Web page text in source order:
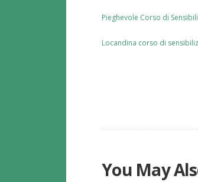
Pieghevole Corso di
Locandina corso di
You May